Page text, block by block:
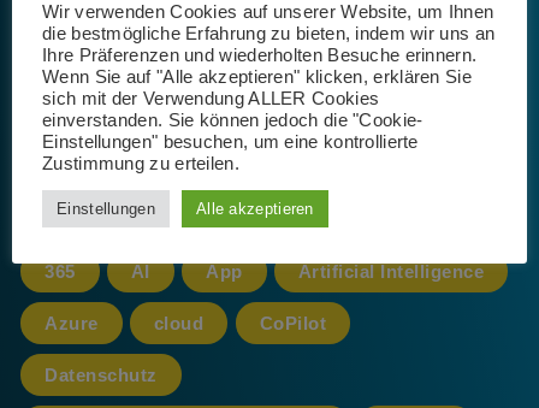
Schlagwörter
365 AI App Artificial Intelligence
Azure cloud CoPilot
Datenschutz
Wir verwenden Cookies auf unserer Website, um Ihnen
die bestmögliche Erfahrung zu bieten, indem wir uns an
Ihre Präferenzen und wiederholten Besuche erinnern.
Wenn Sie auf "Alle akzeptieren" klicken, erklären Sie
sich mit der Verwendung ALLER Cookies
einverstanden. Sie können jedoch die "Cookie-
Einstellungen" besuchen, um eine kontrollierte
Zustimmung zu erteilen.
Einstellungen Alle akzeptieren